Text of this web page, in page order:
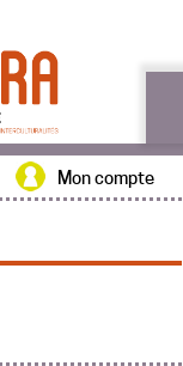
Mon compte